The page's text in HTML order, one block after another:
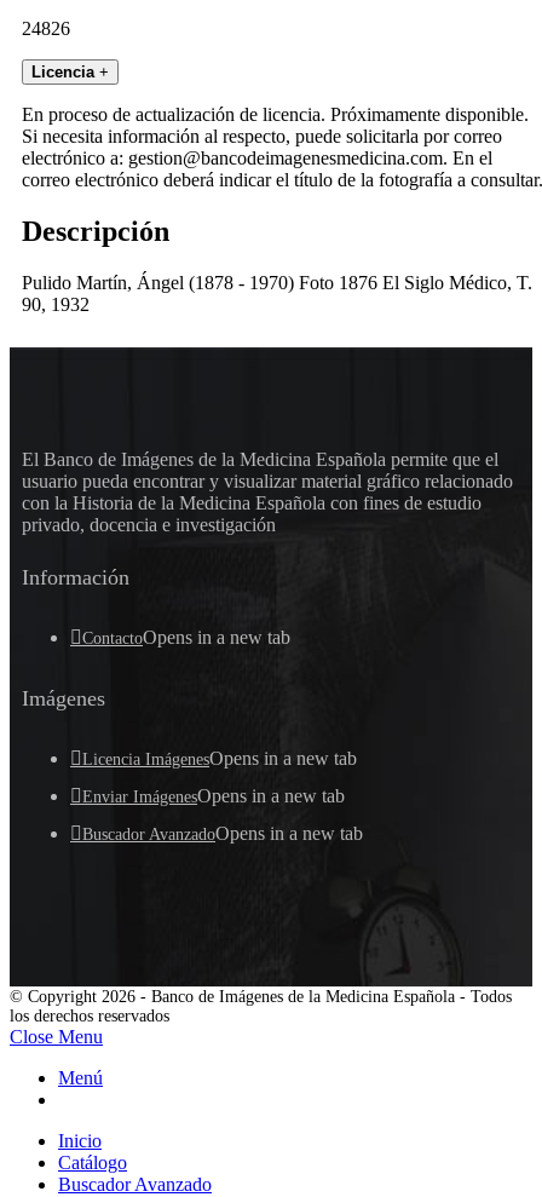
24826
Licencia +
En proceso de actualización de licencia. Próximamente disponible.
Si necesita información al respecto, puede solicitarla por correo
electrónico a: gestion@bancodeimagenesmedicina.com. En el
correo electrónico deberá indicar el título de la fotografía a consultar.
Descripción
Pulido Martín, Ángel (1878 - 1970) Foto 1876 El Siglo Médico, T.
90, 1932
El Banco de Imágenes de la Medicina Española permite que el
usuario pueda encontrar y visualizar material gráfico relacionado
con la Historia de la Medicina Española con fines de estudio
privado, docencia e investigación
Información
ContactoOpens in a new tab
Imágenes
Licencia ImágenesOpens in a new tab
Enviar ImágenesOpens in a new tab
Buscador AvanzadoOpens in a new tab
© Copyright 2026 - Banco de Imágenes de la Medicina Española - Todos
los derechos reservados
Close Menu
Menú
Inicio
Catálogo
Buscador Avanzado